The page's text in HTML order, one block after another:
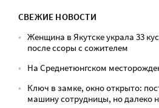
СВЕЖИЕ НОВОСТИ
Женщина в Якутске украла 33
после ссоры с сожителем
На Среднетюнгском
Ключ в замке, окно открыто:
машину сотрудницы, но далеко